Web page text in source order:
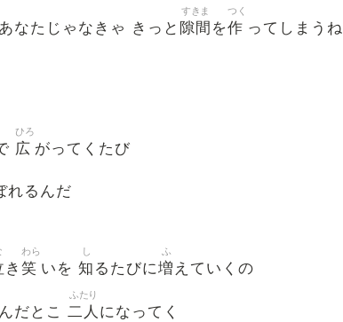
なたじゃなきゃ きっと 隙間
すきま
を作
つく
ってしまうね
広
ひろ
がってくたび
れるんだ
き 笑
わら
いを 知
し
るたびに増
ふ
えていくの
だとこ 二人
ふたり
になってく